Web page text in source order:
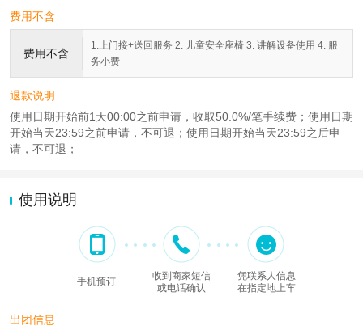
费用不含
费用不含
1.上门接+送回服务 2. 儿童安全座椅 3. 讲解设备使用 4. 服
务小费
退款说明
使用日期开始前1天00:00之前申请，收取50.0%/笔手续费；使用日期
开始当天23:59之前申请，不可退；使用日期开始当天23:59之后申
请，不可退；
使用说明
手机预订
收到商家短信
或电话确认
凭联系人信息
在指定地上车
出团信息